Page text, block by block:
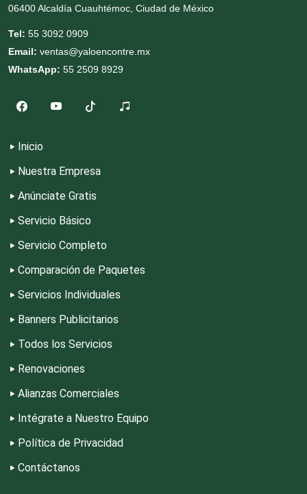
Cristalerías
Cromadoras
Dentistas
Deportes
Depósitos Dentales
Dermatólogos
Dulcerías
06400 Alcaldía Cuauhtémoc, Ciudad de México
Tel: 55 3092 0909
Email: ventas@yaloencontre.mx
WhatsApp: 55 2509 8929
Inicio
Nuestra Empresa
Anúnciate Gratis
Servicio Básico
Servicio Completo
Comparación de Paquetes
Servicios Individuales
Banners Publicitarios
Todos los Servicios
Renovaciones
Alianzas Comerciales
Intégrate a Nuestro Equipo
Política de Privacidad
Contáctanos